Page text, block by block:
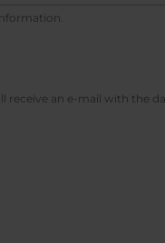
receive an e-mail with the